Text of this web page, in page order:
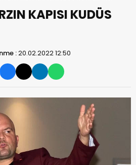
KAPISI KUDÜS
:20.02.2022 12:50